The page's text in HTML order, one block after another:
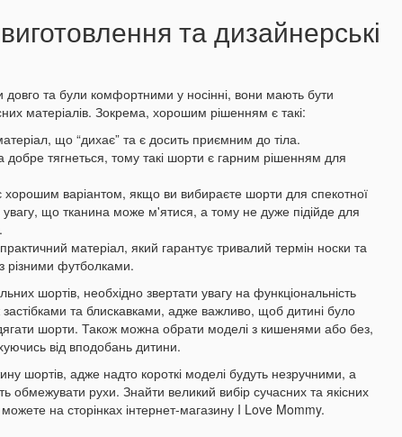
та дизайнерські
та були комфортними у носінні, вони мають бути
матеріалів. Зокрема, хорошим рішенням є такі:
що “дихає” та є досить приємним до тіла.
добре тягнеться, тому такі шорти є гарним рішенням для
варіантом, якщо ви вибираєте шорти для спекотної
увагу, що тканина може м'ятися, а тому не дуже підійде для
матеріал, який гарантує тривалий термін носки та
різними футболками.
шортів, необхідно звертати увагу на функціональність
та блискавками, адже важливо, щоб дитині було
шорти. Також можна обрати моделі з кишенями або без,
від вподобань дитини.
шортів, адже надто короткі моделі будуть незручними, а
обмежувати рухи. Знайти великий вибір сучасних та якісних
на сторінках інтернет-магазину I Love Mommy.